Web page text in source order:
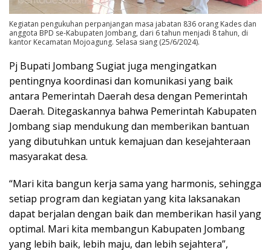
Kegiatan pengukuhan perpanjangan masa jabatan 836 orang Kades dan
anggota BPD se-Kabupaten Jombang, dari 6 tahun menjadi 8 tahun, di
kantor Kecamatan Mojoagung. Selasa siang (25/6/2024).
Pj Bupati Jombang Sugiat juga mengingatkan
pentingnya koordinasi dan komunikasi yang baik
antara Pemerintah Daerah desa dengan Pemerintah
Daerah. Ditegaskannya bahwa Pemerintah Kabupaten
Jombang siap mendukung dan memberikan bantuan
yang dibutuhkan untuk kemajuan dan kesejahteraan
masyarakat desa.
“Mari kita bangun kerja sama yang harmonis, sehingga
setiap program dan kegiatan yang kita laksanakan
dapat berjalan dengan baik dan memberikan hasil yang
optimal. Mari kita membangun Kabupaten Jombang
yang lebih baik, lebih maju, dan lebih sejahtera”,